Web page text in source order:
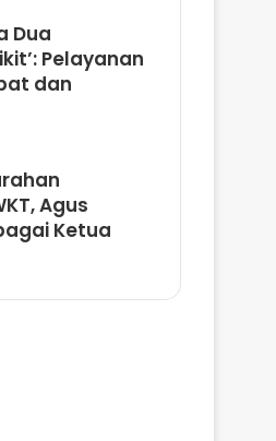
Dua
Pelayanan
dan
Agus
Ketua